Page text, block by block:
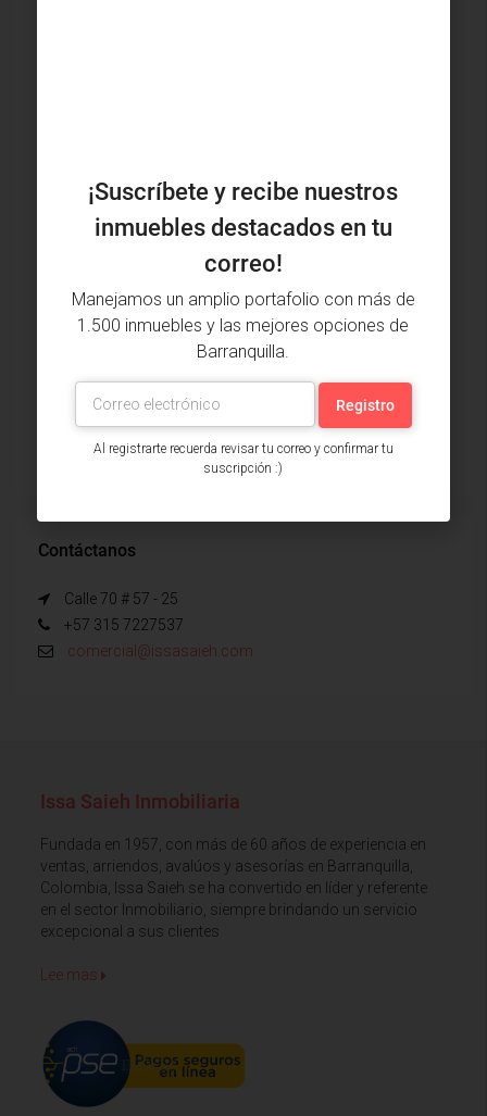
Apartamento Venta, Miramar,
Barranquilla (28144)
3 alcobas • 2 baños • 58.59 m²
Apartamento Arriendo, Ciudad
Mallorquin, Puerto Colombia (32352)
$1,548,924
2 alcobas • 2 baños • 60 m²
Apartamento
Contáctanos
Calle 70 # 57 - 25
+57 315 7227537
comercial@issasaieh.com
Issa Saieh Inmobiliaria
Fundada en 1957, con más de 60 años de experiencia en
ventas, arriendos, avalúos y asesorías en Barranquilla,
Colombia, Issa Saieh se ha convertido en líder y referente
en el sector Inmobiliario, siempre brindando un servicio
excepcional a sus clientes
Lee mas
¡Suscríbete y recibe nuestros
inmuebles destacados en tu
correo!
Manejamos un amplio portafolio con más de
1.500 inmuebles y las mejores opciones de
Barranquilla.
Al registrarte recuerda revisar tu correo y confirmar tu
suscripción :)